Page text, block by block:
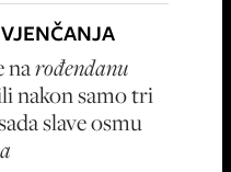
narođendanu
nakon samo tri
slave osmu